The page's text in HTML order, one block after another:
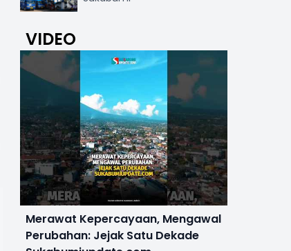
VIDEO
Merawat Kepercayaan, Mengawal
Perubahan: Jejak Satu Dekade